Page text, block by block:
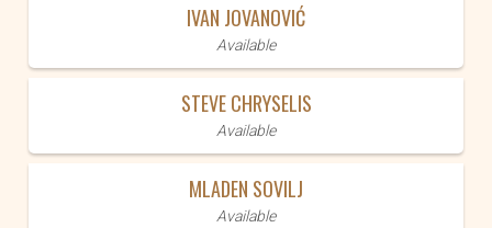
IVAN JOVANOVIĆ
Available
STEVE CHRYSELIS
Available
MLADEN SOVILJ
Available